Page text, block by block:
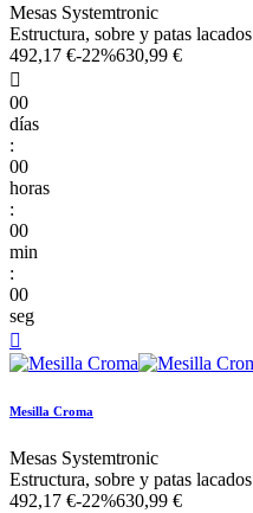
Mesas Systemtronic
Estructura, sobre y patas lacados
492,17 €-22%630,99 €

00
días
:
00
horas
:
00
min
:
00
seg

Mesilla Croma
Mesas Systemtronic
Estructura, sobre y patas lacados
492,17 €-22%630,99 €